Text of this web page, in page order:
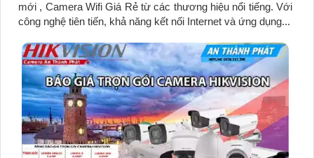
mới , Camera Wifi Giá Rẻ từ các thương hiệu nổi tiếng. Với
công nghệ tiên tiến, khả năng kết nối Internet và ứng dụng...